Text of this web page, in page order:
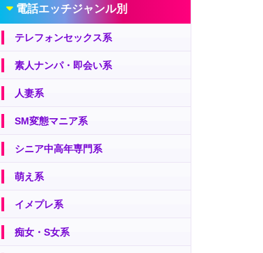
電話エッチジャンル別
テレフォンセックス系
素人ナンパ・即会い系
人妻系
SM変態マニア系
シニア中高年専門系
萌え系
イメプレ系
痴女・S女系